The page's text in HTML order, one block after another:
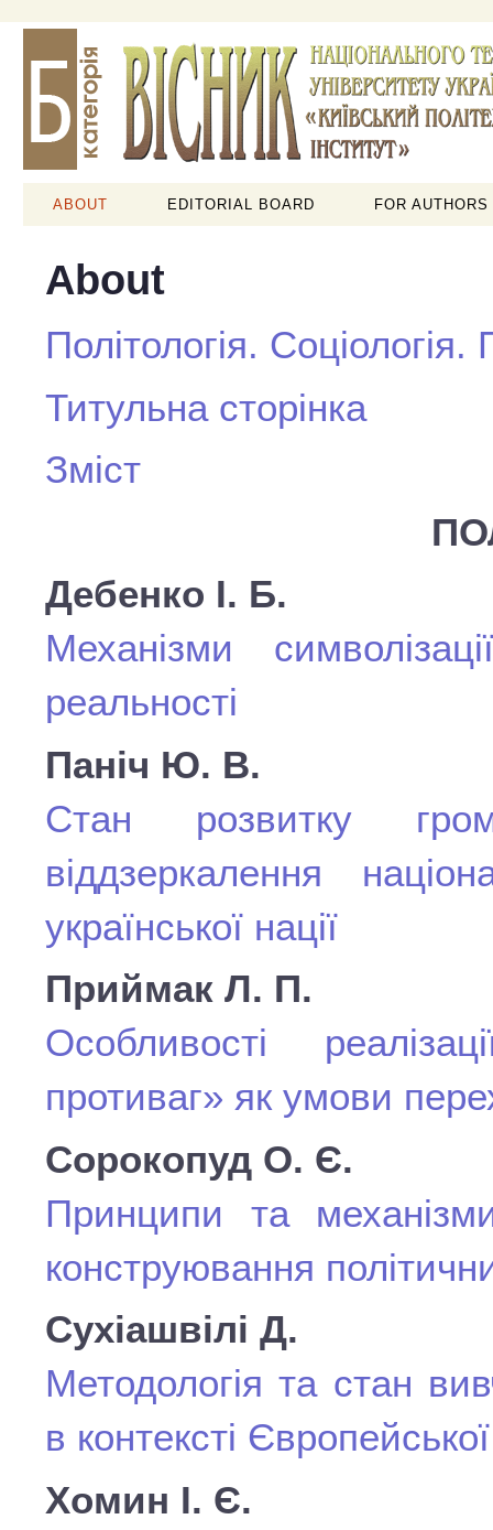
ABOUT EDITORIAL BOARD FOR AUTHORS
About
Політологія.
Титульна сторінка
Зміст
Дебенко І. Б.
Механізми
реальності
Паніч Ю. В.
Стан розвитку
віддзеркалення
української нації
Приймак Л. П.
Особливості
противаг» як умови
Сорокопуд О. Є.
Принципи та
конструювання
Сухіашвілі Д.
Методологія та стан
в контексті Європейської
Хомин І. Є.